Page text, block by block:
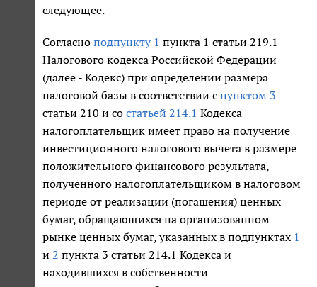
следующее.
Согласно подпункту 1 пункта 1 статьи 219.1
Налогового кодекса Российской Федерации
(далее - Кодекс) при определении размера
налоговой базы в соответствии с пунктом 3
статьи 210 и со статьей 214.1 Кодекса
налогоплательщик имеет право на получение
инвестиционного налогового вычета в размере
положительного финансового результата,
полученного налогоплательщиком в налоговом
периоде от реализации (погашения) ценных
бумаг, обращающихся на организованном
рынке ценных бумаг, указанных в подпунктах 1
и 2 пункта 3 статьи 214.1 Кодекса и
находившихся в собственности